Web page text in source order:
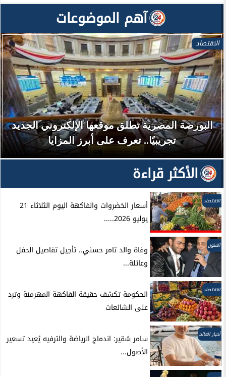
آهم الموضوعات
الاقتصاد
البورصة المصرية تطلق موقعها الإلكتروني الجديد
تجريبيًا.. تعرف على أبرز المزايا
الأكثر قراءة
الاقتصاد
أسعار الخضروات والفاكهة اليوم الثلاثاء 21
يوليو 2026.....
الفنون
وفاة والد تامر حسني.. تأجيل تفاصيل الحفل
وعائلة...
الاقتصاد
الحكومة تكشف حقيقة الفاكهة المهرمنة وترد
على الشائعات
أخبار العالم
سامر شقير: اندماج الرياضة والترفيه يُعيد تسعير
الأصول...